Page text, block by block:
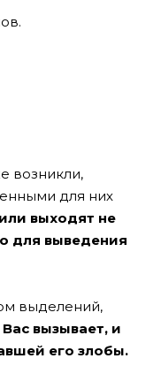
возникли,
для них
выходят не
для выведения
выделений,
вызывает, и
его злобы.